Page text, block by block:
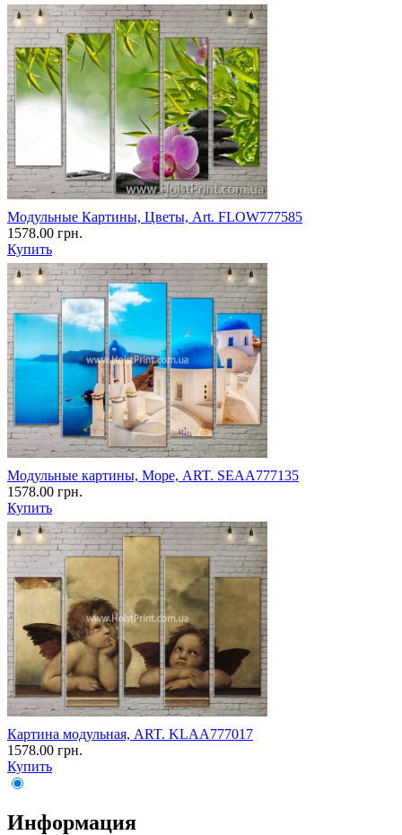
Модульные Картины, Цветы, Art. FLOW777585
1578.00 грн.
Купить
Модульные картины, Море, ART. SEAA777135
1578.00 грн.
Купить
Картина модульная, ART. KLAA777017
1578.00 грн.
Купить
Информация